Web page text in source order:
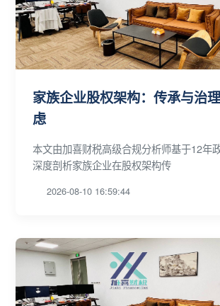
家族企业股权架构：传承与治
虑
本文由加喜财税高级合规分析师基于12年
深度剖析家族企业在股权架构传
2026-08-10 16:59:44